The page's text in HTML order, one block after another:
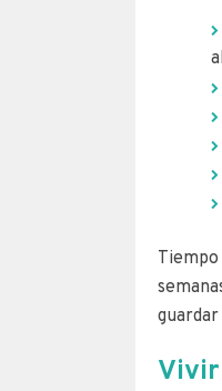
Vivir